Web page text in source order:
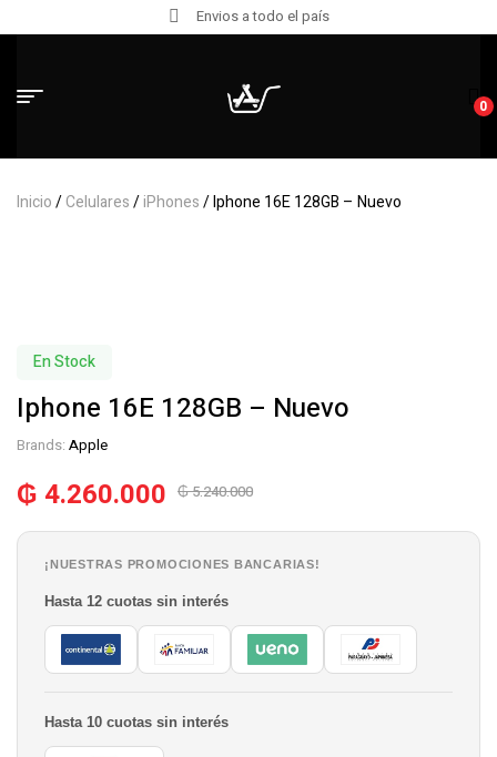
Envios a todo el país
0
Inicio/Celulares/iPhones/ Iphone 16E 128GB – Nuevo
En Stock
Iphone 16E 128GB – Nuevo
Brands: Apple
₲5.240.000
₲ 4.260.000
¡NUESTRAS PROMOCIONES BANCARIAS!
Hasta 12 cuotas sin interés
Hasta 10 cuotas sin interés